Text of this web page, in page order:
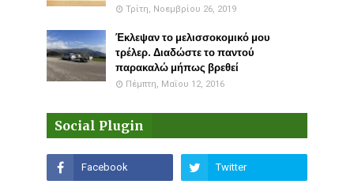
Τρίτη, Νοεμβρίου 26, 2019
Έκλεψαν το μελισσοκομικό μου
τρέλερ. Διαδώστε το παντού
παρακαλώ μήπως βρεθεί
Πέμπτη, Μαΐου 12, 2016
Social Plugin